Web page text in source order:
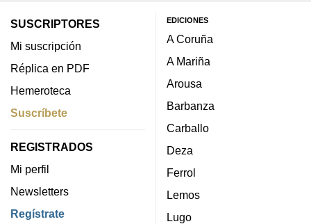
SUSCRIPTORES
Mi suscripción
Réplica en PDF
Hemeroteca
Suscríbete
REGISTRADOS
Mi perfil
Newsletters
Regístrate
EDICIONES
A Coruña
A Mariña
Arousa
Barbanza
Carballo
Deza
Ferrol
Lemos
Lugo